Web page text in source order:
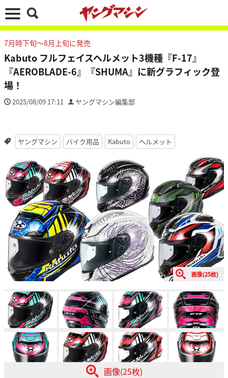
7月時下旬～8月上旬に発売
Kabuto フルフェイスヘルメット3機種『F-17』
『AEROBLADE-6』『SHUMA』に新グラフィック登
場！
2025/08/09 17:11 ヤングマシン編集部
ヤングマシン バイク用品 Kabuto ヘルメット
画像(25枚)
画像(25枚)